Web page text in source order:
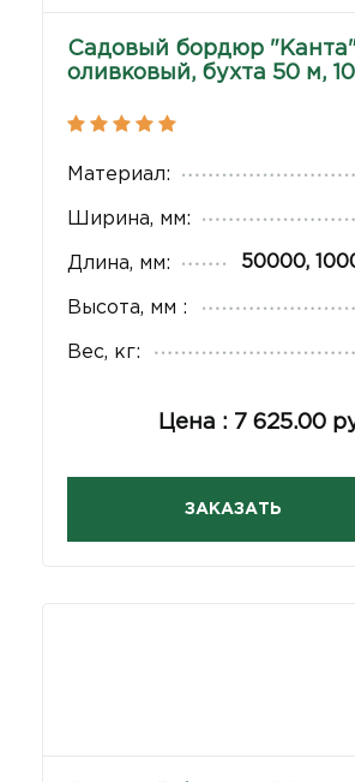
Садовый бордюр "Канта"
оливковый, бухта 50 м,
Материал:
Ширина, мм:
Длина, мм: 50000,
Высота, мм :
Вес, кг:
Цена : 7 625.00
ЗАКАЗАТЬ